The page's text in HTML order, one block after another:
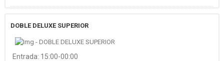
DOBLE DELUXE SUPERIOR
Entrada: 15:00-00:00